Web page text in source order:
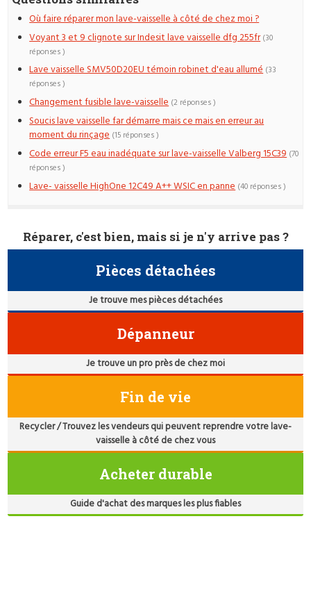
Où faire réparer mon lave-vaisselle à côté de chez moi ?
Voyant 3 et 9 clignote sur Indesit lave vaisselle dfg 255fr (30
réponses )
Lave vaisselle SMV50D20EU témoin robinet d'eau allumé (33
réponses )
Changement fusible lave-vaisselle (2 réponses )
Soucis lave vaisselle far démarre mais ce mais en erreur au
moment du rinçage (15 réponses )
Code erreur F5 eau inadéquate sur lave-vaisselle Valberg 15C39 (70
réponses )
Lave- vaisselle HighOne 12C49 A++ WSIC en panne (40 réponses )
Réparer, c'est bien, mais si je n'y arrive pas ?
Pièces détachées
Je trouve mes pièces détachées
Dépanneur
Je trouve un pro près de chez moi
Fin de vie
Recycler / Trouvez les vendeurs qui peuvent reprendre votre lave-
vaisselle à côté de chez vous
Acheter durable
Guide d'achat des marques les plus fiables